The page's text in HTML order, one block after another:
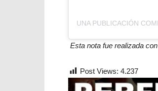
Esta nota fue realizada
Post Views: 4.237